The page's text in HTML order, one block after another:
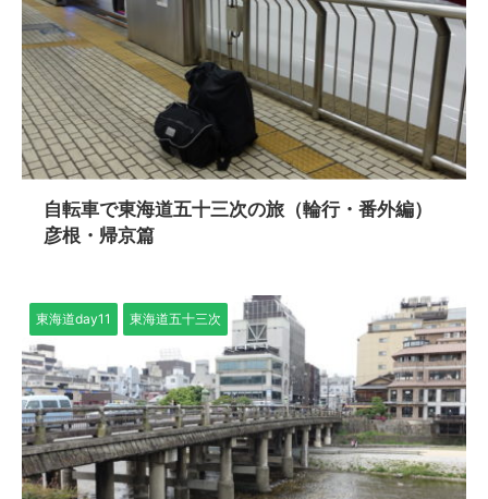
自転車で東海道五十三次の旅（輪行・番外編）
彦根・帰京篇
東海道day11 東海道五十三次